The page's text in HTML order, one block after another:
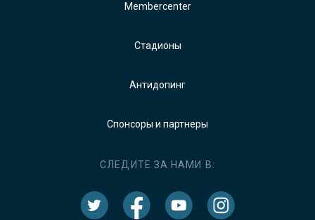
Membercenter
Стадионы
Антидопинг
Спонсоры и партнеры
СЛЕДИТЕ ЗА НАМИ В: